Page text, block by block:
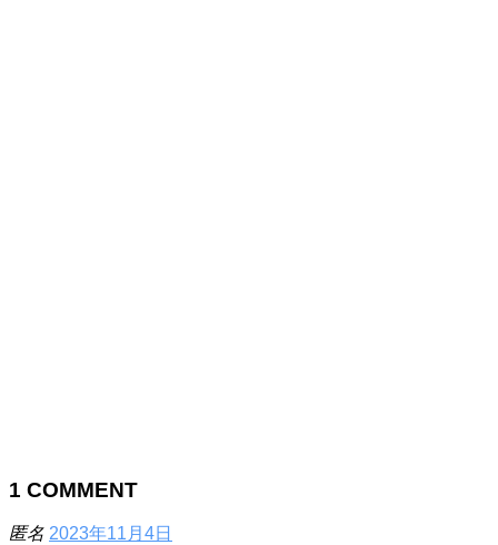
1 COMMENT
匿名 2023年11月4日